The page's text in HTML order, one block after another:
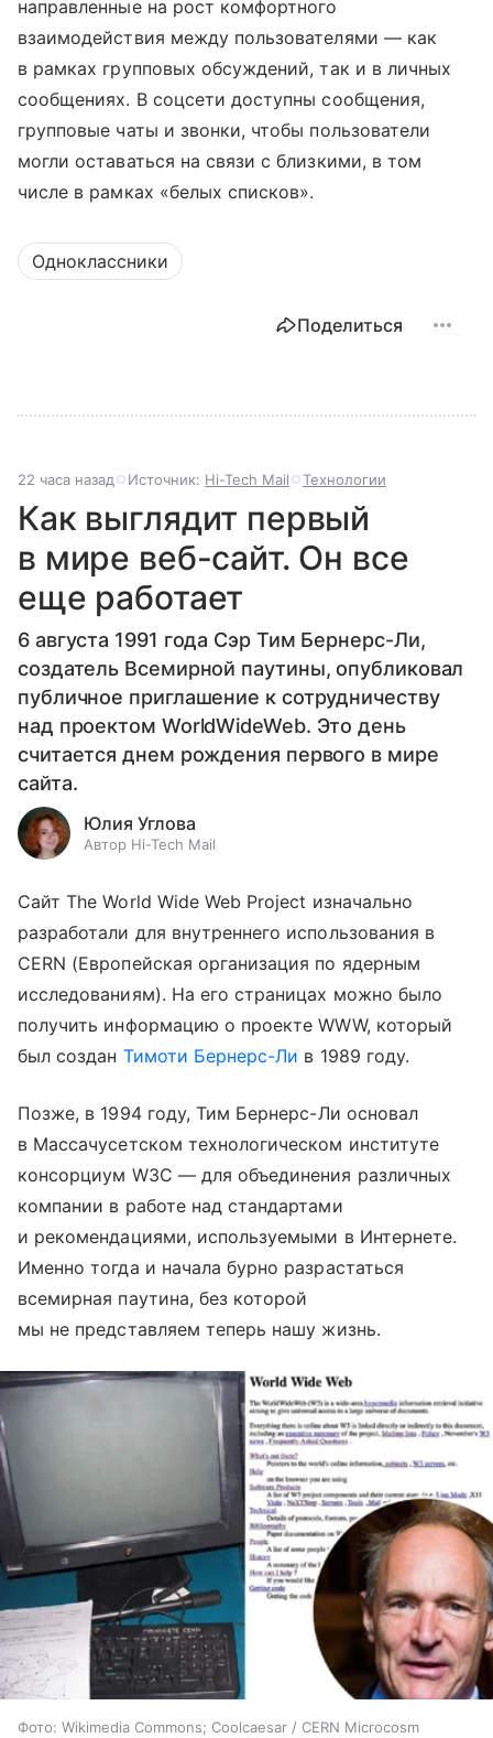
направленные на рост комфортного
взаимодействия между пользователями — как
в рамках групповых обсуждений, так и в личных
сообщениях. В соцсети доступны сообщения,
групповые чаты и звонки, чтобы пользователи
могли оставаться на связи с близкими, в том
числе в рамках «белых списков».
Одноклассники
Поделиться
22 часа назад Источник: Hi-Tech Mail Технологии
Как выглядит первый
в мире веб-сайт. Он все
еще работает
6 августа 1991 года Сэр Тим Бернерс-Ли,
создатель Всемирной паутины, опубликовал
публичное приглашение к сотрудничеству
над проектом WorldWideWeb. Это день
считается днем рождения первого в мире
сайта.
Юлия Углова
Автор Hi-Tech Mail
Сайт The World Wide Web Project изначально
разработали для внутреннего использования в
CERN (Европейская организация по ядерным
исследованиям). На его страницах можно было
получить информацию о проекте WWW, который
был создан Тимоти Бернерс-Ли в 1989 году.
Позже, в 1994 году, Тим Бернерс-Ли основал
в Массачусетском технологическом институте
консорциум W3C — для объединения различных
компании в работе над стандартами
и рекомендациями, используемыми в Интернете.
Именно тогда и начала бурно разрастаться
всемирная паутина, без которой
мы не представляем теперь нашу жизнь.
Фото: Wikimedia Commons; Coolcaesar / CERN Microcosm